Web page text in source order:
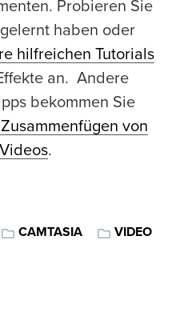
Probieren Sie
haben oder
hilfreichen Tutorials
an. Andere
bekommen Sie
Zusammenfügen von
.
CAMTASIA VIDEO